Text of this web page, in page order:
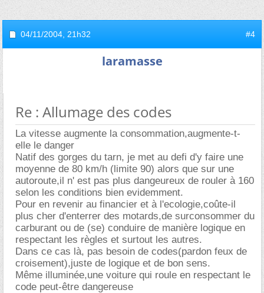
04/11/2004, 21h32 #4
laramasse
Re : Allumage des codes
La vitesse augmente la consommation,augmente-t-
elle le danger
Natif des gorges du tarn, je met au defi d'y faire une
moyenne de 80 km/h (limite 90) alors que sur une
autoroute,il n' est pas plus dangeureux de rouler à 160
selon les conditions bien evidemment.
Pour en revenir au financier et à l'ecologie,coûte-il
plus cher d'enterrer des motards,de surconsommer du
carburant ou de (se) conduire de manière logique en
respectant les règles et surtout les autres.
Dans ce cas là, pas besoin de codes(pardon feux de
croisement),juste de logique et de bon sens.
Même illuminée,une voiture qui roule en respectant le
code peut-être dangereuse